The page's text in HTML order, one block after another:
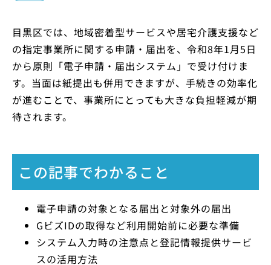
目黒区では、地域密着型サービスや居宅介護支援など
の指定事業所に関する申請・届出を、令和8年1月5日
から原則「電子申請・届出システム」で受け付けま
す。当面は紙提出も併用できますが、手続きの効率化
が進むことで、事業所にとっても大きな負担軽減が期
待されます。
この記事でわかること
電子申請の対象となる届出と対象外の届出
GビズIDの取得など利用開始前に必要な準備
システム入力時の注意点と登記情報提供サービ
スの活用方法